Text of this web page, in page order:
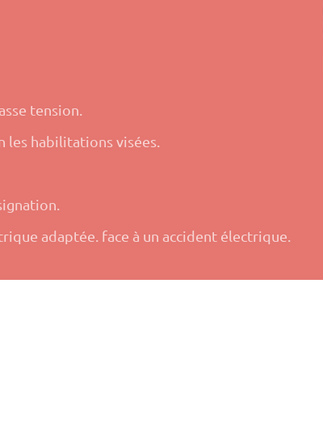
tension.
les habilitations visées.
adaptée. face à un accident électrique.